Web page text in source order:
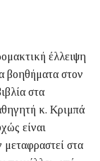
έλλειψη
βοηθήματα στον
στα
κ. Κριμπά
είναι
μεταφραστεί στα